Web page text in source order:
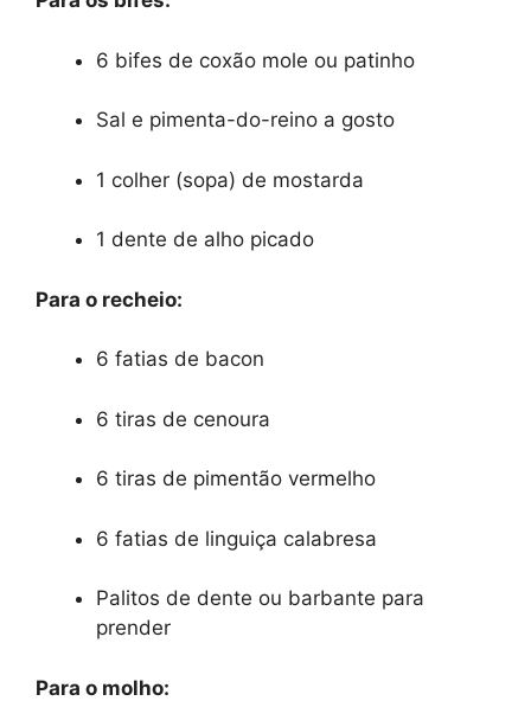
6 bifes de coxão mole ou patinho
Sal e pimenta-do-reino a gosto
1 colher (sopa) de mostarda
1 dente de alho picado
Para o recheio:
6 fatias de bacon
6 tiras de cenoura
6 tiras de pimentão vermelho
6 fatias de linguiça calabresa
Palitos de dente ou barbante para
prender
Para o molho: